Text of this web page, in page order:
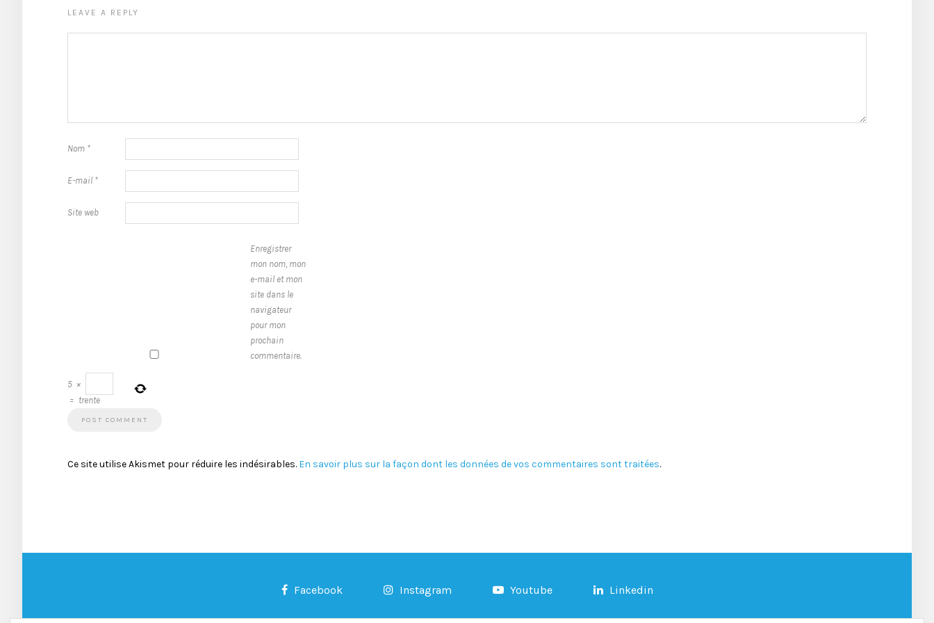
LEAVE A REPLY
Nom *
E-mail *
Site web
Enregistrer
mon nom, mon
e-mail et mon
site dans le
navigateur
pour mon
prochain
commentaire.
5 ×
= trente
Ce site utilise Akismet pour réduire les indésirables. En savoir plus sur la façon dont les données de vos commentaires sont traitées.
Facebook Instagram Youtube Linkedin